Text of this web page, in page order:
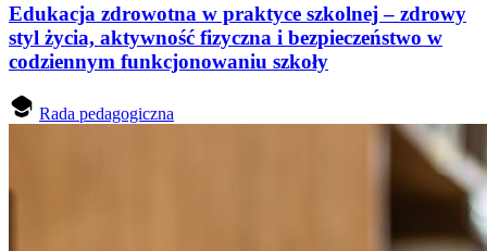
Edukacja zdrowotna w praktyce szkolnej – zdrowy
styl życia, aktywność fizyczna i bezpieczeństwo w
codziennym funkcjonowaniu szkoły
Rada pedagogiczna